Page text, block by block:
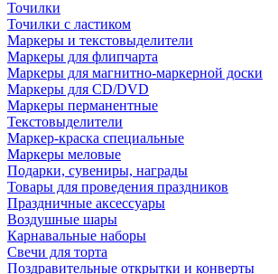
Точилки
Точилки с ластиком
Маркеры и текстовыделители
Маркеры для флипчарта
Маркеры для магнитно-маркерной доски
Маркеры для CD/DVD
Маркеры перманентные
Текстовыделители
Маркер-краска специальные
Маркеры меловые
Подарки, сувениры, награды
Товары для проведения праздников
Праздничные аксессуары
Воздушные шары
Карнавальные наборы
Свечи для торта
Поздравительные открытки и конверты